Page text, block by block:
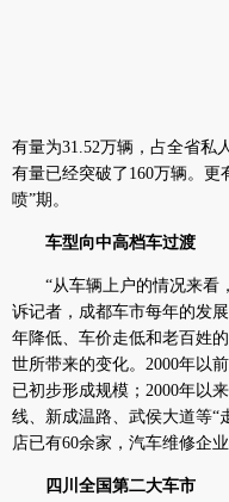
有量为31.52万辆，占全省私
有量已经突破了160万辆。
喷”期。
车型向中高档车过渡
“从车辆上户的情况来看，
诉记者，成都车市每年的发
年降低、车价走低和老百姓
世所带来的变化。2000年以
已初步形成规模；2000年以
线、新成温路、武侯大道等“
店已有60余家，汽车维修企业
四川全国第二大车市